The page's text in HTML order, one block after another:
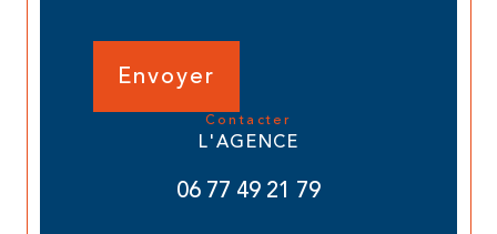
Envoyer
contacter
L'AGENCE
06 77 49 21 79